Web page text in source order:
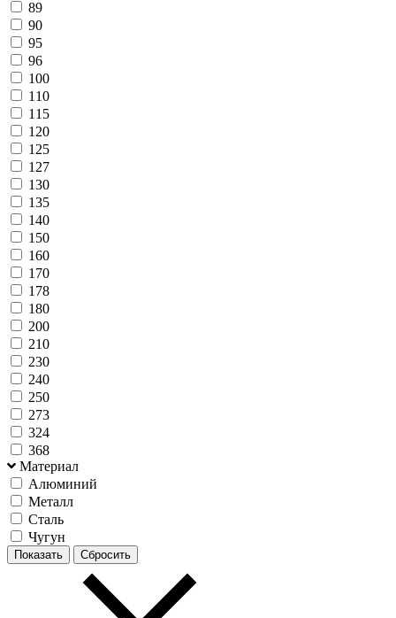
89
90
95
96
100
110
115
120
125
127
130
135
140
150
160
170
178
180
200
210
230
240
250
273
324
368
Материал
Алюминий
Металл
Сталь
Чугун